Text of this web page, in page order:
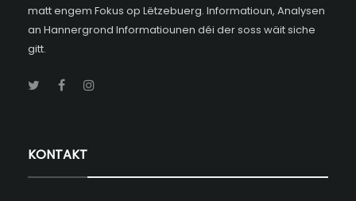
matt engem Fokus op Lëtzebuerg. Informatioun, Analysen
an Hannergrond Informatiounen déi der soss wäit siche
gitt.
KONTAKT